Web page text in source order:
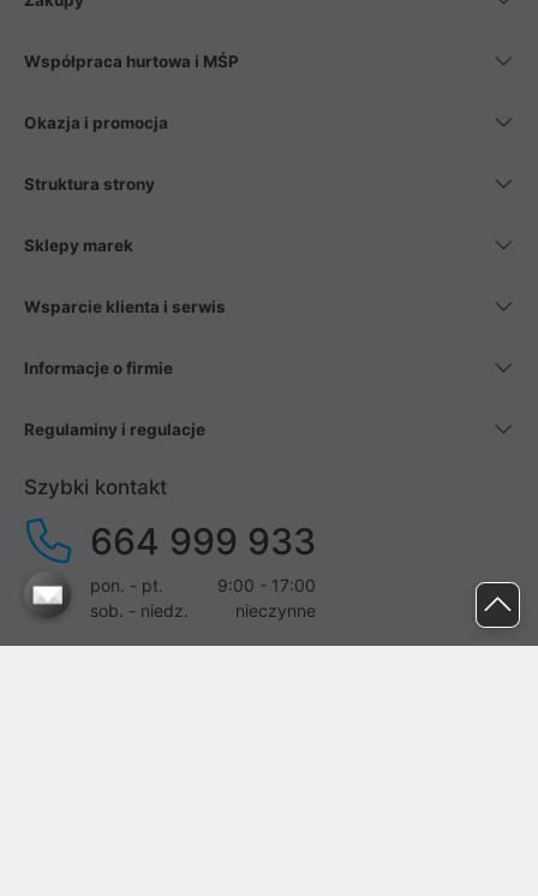
Współpraca hurtowa i MŚP
Okazja i promocja
Struktura strony
Sklepy marek
Wsparcie klienta i serwis
Informacje o firmie
Regulaminy i regulacje
Szybki kontakt
664 999 933
pon. - pt.
9:00 - 17:00
sob. - niedz.
nieczynne